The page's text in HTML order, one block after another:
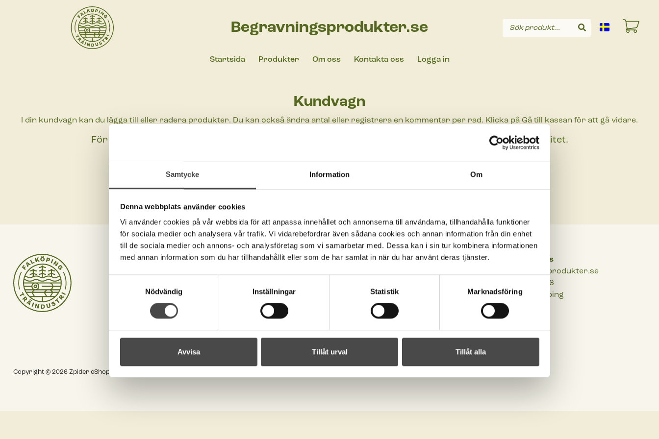
Samtycke Information Om
Denna webbplats använder cookies
Vi använder cookies på vår webbsida för att anpassa innehållet och annonserna till användarna, tillhandahålla funktioner
för sociala medier och analysera vår trafik. Vi vidarebefordrar även sådana cookies och annan information från din enhet
till de sociala medier och annons- och analysföretag som vi samarbetar med. Dessa kan i sin tur kombinera informationen
med annan information som du har tillhandahållit eller som de har samlat in när du har använt deras tjänster.
Nödvändig
Inställningar Statistik Marknadsföring
Avvisa Tillåt urval Tillåt alla
Begravningsprodukter.se Sök produkt...
Startsida Produkter Om oss Kontakta oss Logga in
Kundvagn
I din kundvagn kan du lägga till eller radera produkter. Du kan också ändra antal eller registrera en kommentar per rad. Klicka på Gå till kassan för att gå vidare.
För att handla hos oss måste du ha ett konto, nu är du bara gäst och har begränsad funktionalitet.
Kontakta oss
Om begravningsprodukter
Integritetspolicy
Postadress
Midfalegatan 6
521 22 Falköping
Besöksadress
Begravningsprodukter.se
Midfalegatan 6
521 22 Falköping
Copyright © 2026 Zpider eShop